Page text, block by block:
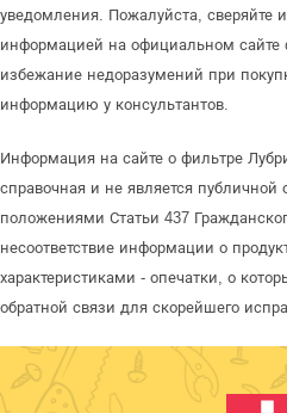
уведомления. Пожалуйста, сверяйте
информацией на официальном сайте
избежание недоразумений при
информацию у консультантов.
Информация на сайте о фильтре
справочная и не является публичной
положениями Статьи 437
несоответствие информации о
характеристиками - опечатки, о
обратной связи для скорейшего